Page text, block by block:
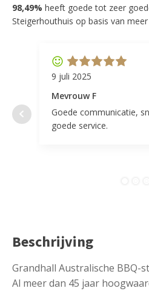
98,49% heeft goede tot zeer
Steigerhouthuis op basis van
9 juli 2025
Mevrouw F
Goede communicatie,
goede service.
Beschrijving
Grandhall Australische BBQ-
Al meer dan 45 jaar